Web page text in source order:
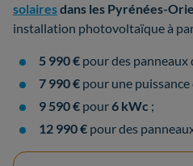
solairesdans les Pyrénées-
installation photovoltaïque à
5 990 € pour des panneaux
7 990 € pour une puissance
9 590 € pour6 kWc ;
12 990 € pour des